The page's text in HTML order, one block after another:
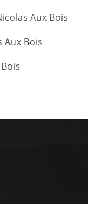
Aux Bois
Bois